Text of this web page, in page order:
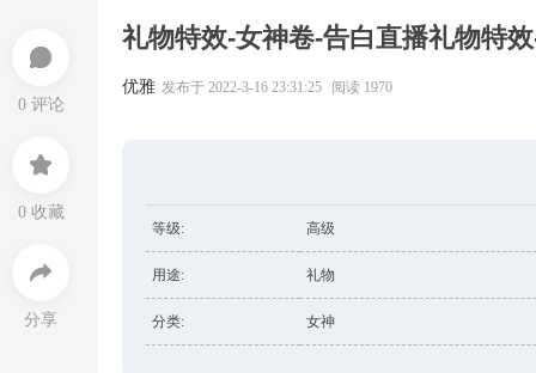
»
0 评论
0 收藏
分享
礼物特效-女神卷-告白直播礼物特
优雅 发布于 2022-3-16 23:31:25 阅读 1970
等级: 高级
用途: 礼物
分类: 女神